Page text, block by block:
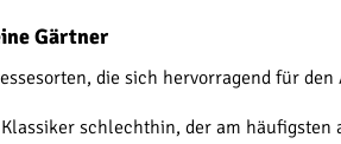
Gärtner
die sich hervorragend für
schlechthin, der am